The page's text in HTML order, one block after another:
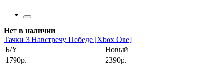
Нет в наличии
Тачки 3 Навстречу Победе [Xbox One]
Б/У
1790р.
Новый
2390р.